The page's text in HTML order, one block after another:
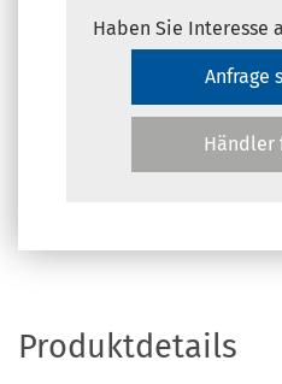
Haben Sie Interesse
Anfrage
Händler
Produktdetails